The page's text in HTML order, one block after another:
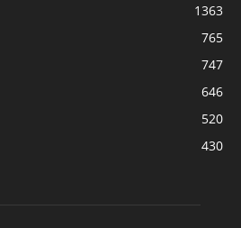
1363
765
747
646
520
430